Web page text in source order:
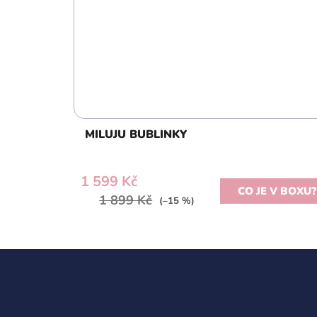
MILUJU BUBLINKY
1 599 Kč
1 899 Kč (–15 %)
CO JE V BOXU?